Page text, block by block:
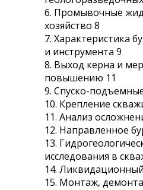
6. Промывочные
хозяйство 8
7. Характеристика
и инструмента 9
8. Выход керна и
повышению 11
9. Спуско-
10. Крепление
11. Анализ
12. Направленное
13.
исследования в
14.
15. Монтаж,